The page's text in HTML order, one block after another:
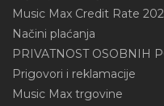
Music Max Credit Rate
Načini plaćanja
PRIVATNOST OSOBNIH
Prigovori i reklamacije
Music Max trgovine